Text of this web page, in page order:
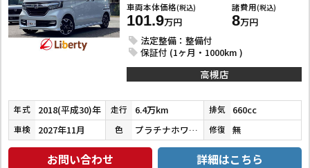
車両本体価格(税込)
101.9万円
諸費用(税込)
8万円
法定整備：整備付
保証付 (1ヶ月・1000km )
高槻店
年式 2018(平成30)年 走行 6.4万km 排気 660cc
車検 2027年11月 色 プラチナホワイトパール 修復 無
お問い合わせ 詳細はこちら